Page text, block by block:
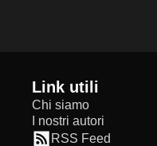
Link utili
Chi siamo
I nostri autori
RSS Feed